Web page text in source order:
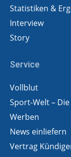
Statistiken &
Interview
Story
Service
Vollblut
Sport-Welt –
Werben
News einliefern
Vertrag